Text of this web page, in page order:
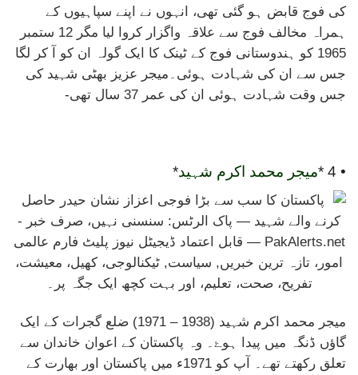
کی فوج قابض ہو گئی تھی، انہوں نے اپنے سپاہیوں کے
ہمراہ مخالف فوج سے علاقہ واگزار کروا لیا مگر 12 ستمبر
1965 کو ہندوستانی فوج کے ٹینک کا ایک گولہ ان کو آ کر لگا
جس سے ان کی شہادت ہوئی۔میجر عزیز بھٹی شہید کی
جس وقت شہادت ہوئی ان کی عمر 37 سال تھی-
• 4 * میجر محمد اکرم شہید*
میجر محمد اکرم شہید (1938 – 1971) ضلع گجرات کے ایک
گاؤں ڈنگہ میں پیدا ہوۓ۔ وہ پاکستان کے اعوان خاندان سے
تعلق رکھتے تھے۔ آپ کو 1971ء میں پاکستان اور بھارت کے